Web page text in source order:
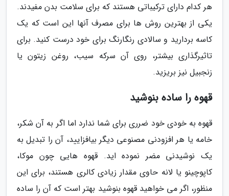
هر کدام دارای ترکیباتی هستند که برای سلامت بدن مفیدند.
یکی از بهترین روش ها برای مصرف آنها این است که یک
کاسه بردارید و سالادی رنگارنگ برای خود درست کنید. برای
تاثیرگذاری بیشتر، روی آن سرکه سیب، روغن زیتون یا
زنجبیل نیز بریزید.
قهوه را ساده بنوشید
قهوه به خودی خود ضرری برای شما ندارد اما اگر به آن شکر،
خامه یا هر افزودنی مصنوعی دیگر بیافزایید، آن را تبدیل به
یک نوشیدنی مضر نموده اید. قهوه هایی چون موکا،
کاپوچینو یا لانه حاوی مقدار زیادی کالری هستند، برای این
منظور، اگر می خواهید قهوه بنوشید بهتر است که آن را ساده